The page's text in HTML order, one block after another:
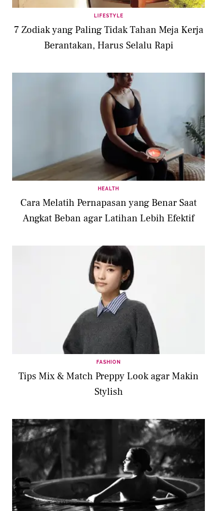
LIFESTYLE
7 Zodiak yang Paling Tidak Tahan Meja Kerja
Berantakan, Harus Selalu Rapi
HEALTH
Cara Melatih Pernapasan yang Benar Saat
Angkat Beban agar Latihan Lebih Efektif
FASHION
Tips Mix & Match Preppy Look agar Makin
Stylish